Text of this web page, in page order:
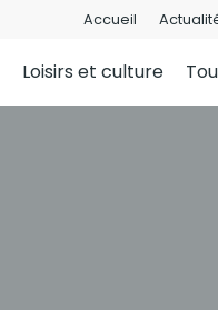
Accueil
Loisirs et culture